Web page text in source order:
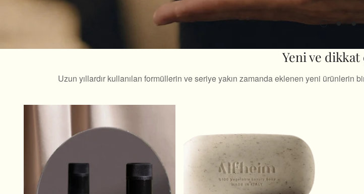
Yeni ve dikkat
Uzun yıllardır kullanılan formüllerin ve seriye yakın zamanda eklenen yeni